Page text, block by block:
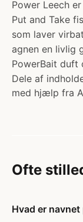
Power Leech
Put and Take
som laver
agnen en livlig
PowerBait duft
Dele af
med hjælp fra
Ofte
Hvad er